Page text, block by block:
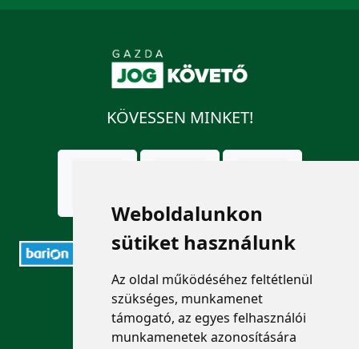
Weboldalunkon
sütiket használunk
Az oldal működéséhez feltétlenül
szükséges, munkamenet
támogató, az egyes felhasználói
munkamenetek azonosítására
KÖVESSEN MINKET!
ELÉRHETŐSÉGEK
+36 1 880 7600